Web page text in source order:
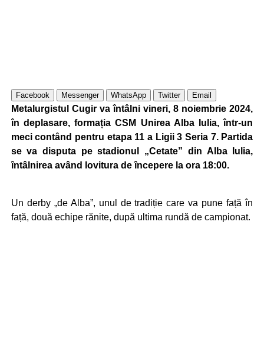
Facebook Messenger WhatsApp Twitter Email
Metalurgistul Cugir va întâlni vineri, 8 noiembrie 2024,
în deplasare, formația CSM Unirea Alba Iulia, într-un
meci contând pentru etapa 11 a Ligii 3 Seria 7. Partida
se va disputa pe stadionul „Cetate” din Alba Iulia,
întâlnirea având lovitura de începere la ora 18:00.
Un derby „de Alba”, unul de tradiție care va pune față în
față, două echipe rănite, după ultima rundă de campionat.